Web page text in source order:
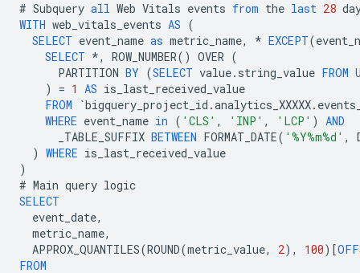
# Subquery all Web Vitals events from the last 28
WITH web_vitals_events AS (
SELECT event_name as metric_name, * EXCEPT(
SELECT *, ROW_NUMBER() OVER (
PARTITION BY (SELECT value. string_value FROM
)
= 1 AS is_last_received_value
FROM
`bigquery_project_id .analytics_XXXXX.
WHERE event_name in ( 'CLS' , 'INP' , 'LCP' ) AND
_TABLE_SUFFIX BETWEEN FORMAT_DATE( '%Y%m%d' ,
) WHERE is_last_received_value
)
# Main query logic
SELECT
event_date,
metric_name,
APPROX_QUANTILES(ROUND(metric_value, 2), 100)[
FROM